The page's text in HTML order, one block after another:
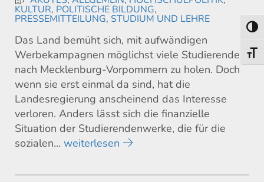
KULTUR, POLITISCHE BILDUNG,
PRESSEMITTEILUNG, STUDIUM UND LEHRE
Das Land bemüht sich, mit aufwändigen
Werbekampagnen möglichst viele Studierende
nach Mecklenburg-Vorpommern zu holen. Doch
wenn sie erst einmal da sind, hat die
Landesregierung anscheinend das Interesse
verloren. Anders lässt sich die finanzielle
Situation der Studierendenwerke, die für die
sozialen… weiterlesen